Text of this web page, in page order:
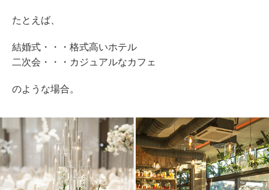
たとえば、
結婚式・・・格式高いホテル
二次会・・・カジュアルなカフェ
のような場合。